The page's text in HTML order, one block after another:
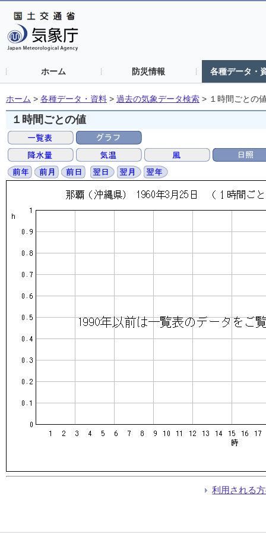
ホーム 防災情報 各種データ・
ホーム > 各種データ・資料 > 過去の気象データ検索 > １時間ごとの
１時間ごとの値
利用される